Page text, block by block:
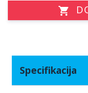
Specifikacija